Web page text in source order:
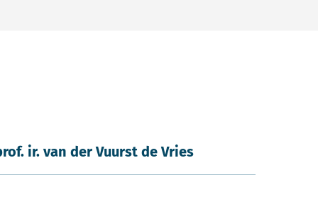
ir. van der Vuurst de Vries